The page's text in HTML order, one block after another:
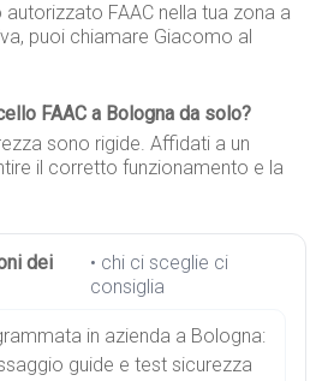
FAAC nella tua zona a
puoi chiamare Giacomo al
FAAC a Bologna da solo?
sono rigide. Affidati a un
il corretto funzionamento e la
dei
• chi ci sceglie ci
consiglia
in azienda a Bologna:
guide e test sicurezza